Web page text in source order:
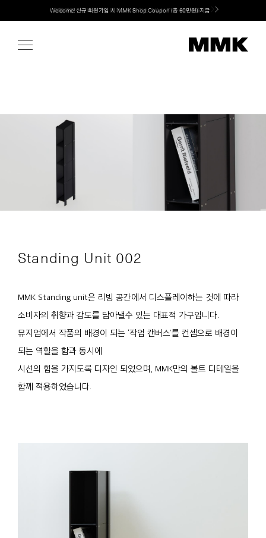
content
Welcome! 신규 회원가입 시 MMK Shop Coupon (총 60만원) 지급
Standing Unit 002
MMK Standing unit은 리빙 공간에서 디스플레이하는 것에 따라
소비자의 취향과 감도를 담아낼수 있는 대표적 가구입니다.
뮤지엄에서 작품의 배경이 되는 ‘작업 캔버스’를 컨셉으로 배경이
되는 역할을 함과 동시에
시선의 힘을 가지도록 디자인 되었으며, MMK만의 볼트 디테일을
함께 적용하였습니다.